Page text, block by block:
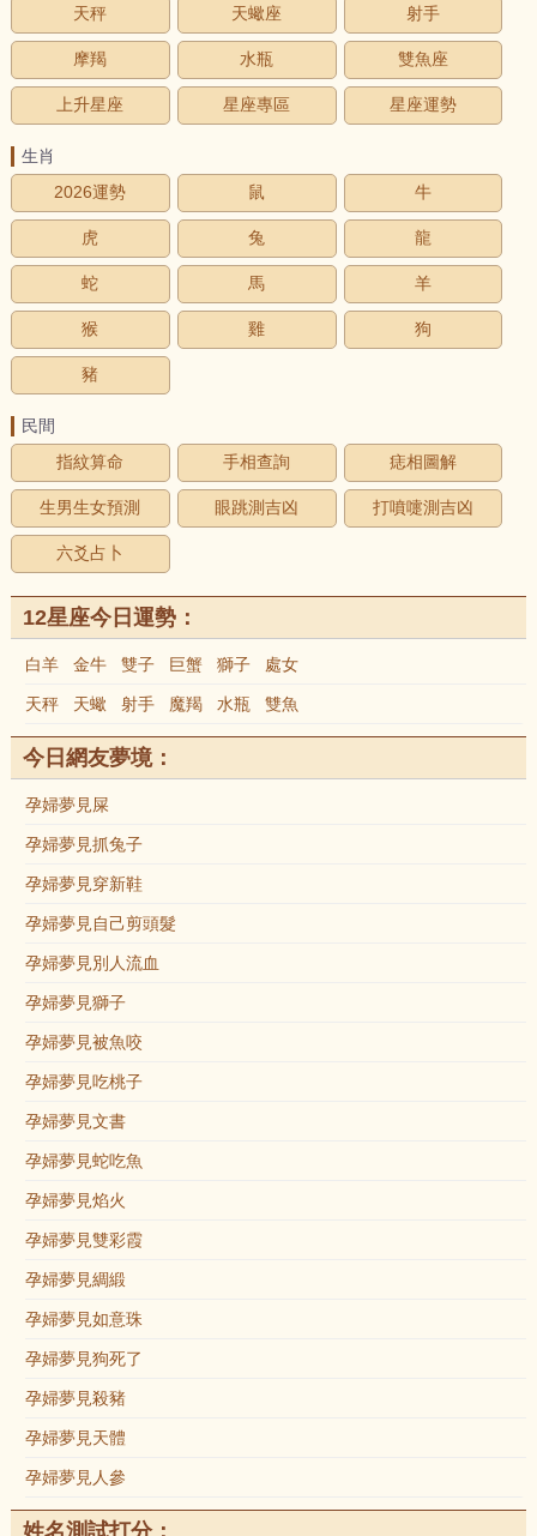
天秤 天蠍座 射手
摩羯 水瓶 雙魚座
上升星座 星座專區 星座運勢
生肖
2026運勢
鼠 牛
虎 兔 龍
蛇 馬 羊
猴 雞 狗
豬
民間
指紋算命
手相查詢 痣相圖解
生男生女預測 眼跳測吉凶 打噴嚏測吉凶
六爻占卜
12星座今日運勢：
白羊 金牛 雙子 巨蟹 獅子 處女
天秤 天蠍 射手 魔羯 水瓶 雙魚
今日網友夢境：
孕婦夢見屎
孕婦夢見抓兔子
孕婦夢見穿新鞋
孕婦夢見自己剪頭髮
孕婦夢見別人流血
孕婦夢見獅子
孕婦夢見被魚咬
孕婦夢見吃桃子
孕婦夢見文書
孕婦夢見蛇吃魚
孕婦夢見焰火
孕婦夢見雙彩霞
孕婦夢見綢緞
孕婦夢見如意珠
孕婦夢見狗死了
孕婦夢見殺豬
孕婦夢見天體
孕婦夢見人參
姓名測試打分：